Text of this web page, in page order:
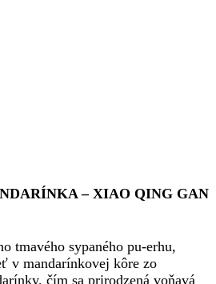
– XIAO QING GAN
tmavého sypaného pu-erhu,
v mandarínkovej kôre zo
čím sa prirodzená voňavá